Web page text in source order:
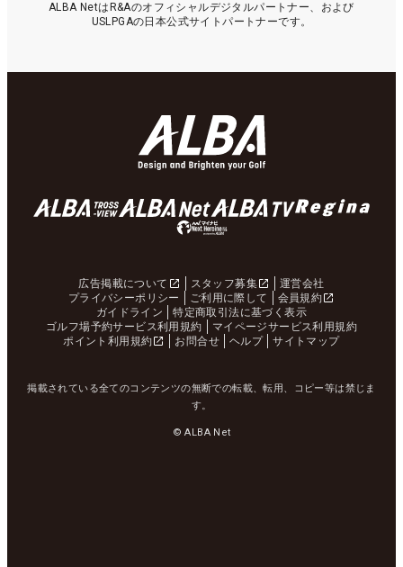
ALBA NetはR&Aのオフィシャルデジタルパートナー、および
USLPGAの日本公式サイトパートナーです。
広告掲載について スタッフ募集
運営会社
プライバシーポリシー
ご利用に際して
会員規約
ガイドライン
特定商取引法に基づく表示
ゴルフ場予約サービス利用規約
マイページサービス利用規約
ポイント利用規約
お問合せ ヘルプ サイトマップ
掲載されている全てのコンテンツの無断での転載、転用、コピー等は禁じま
す。
© ALBA Net